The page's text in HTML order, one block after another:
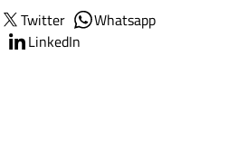
Twitter
Whatsapp
LinkedIn